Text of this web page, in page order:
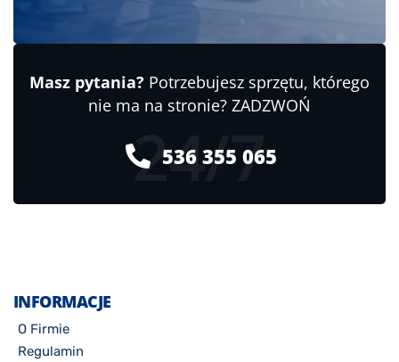
Masz pytania? Potrzebujesz sprzętu, którego
nie ma na stronie? ZADZWOŃ
536 355 065
24/7
INFORMACJE
O Firmie
Regulamin